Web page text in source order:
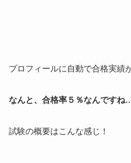
プロフィールに自動で合格実績
なんと、合格率５％なんですね
試験の概要はこんな感じ！